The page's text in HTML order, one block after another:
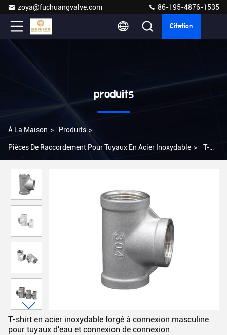
zoya@fuchuangvalve.com 86-195-4876-1535
Citation
produits
À La Maison > Produits >
Pièces De Raccordement Pour Tuyaux En Acier Inoxydable > T-
d'eau et connexion de connexion
T-shirt en acier inoxydable forgé à connexion masculine
pour tuyaux d'eau et connexion de connexion